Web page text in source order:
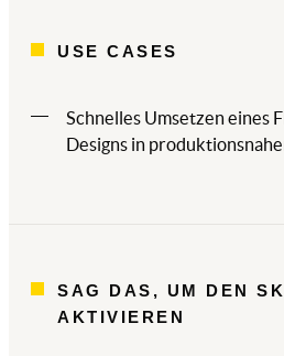
USE CASES
Schnelles Umsetzen eines
Designs in
SAG DAS, UM DEN
AKTIVIEREN